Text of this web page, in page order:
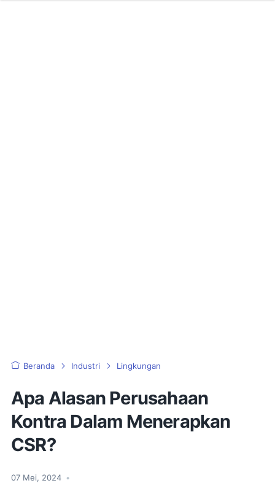
Beranda Industri Lingkungan
Apa Alasan Perusahaan
Kontra Dalam Menerapkan
CSR?
07 Mei, 2024 •